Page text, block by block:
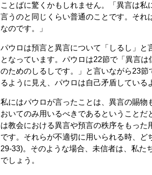
ことばに驚くかもしれません。「異言は私
言うのと同じくらい普通のことです。そ
なのです。」
パウロは預言と異言について「しるし」と
となっています。パウロは22節で「異言
のためのしるしです。」と言いながら23
るように見え、パウロは自己矛盾している
私にはパウロが言ったことは、異言の賜物
おいてのみ用いるべきであるということだ
は教会における異言や預言の秩序をもっ
です。それらが不適切に用いられる時、ど
29-33)。そのような場合、未信者は、私た
でしょう。